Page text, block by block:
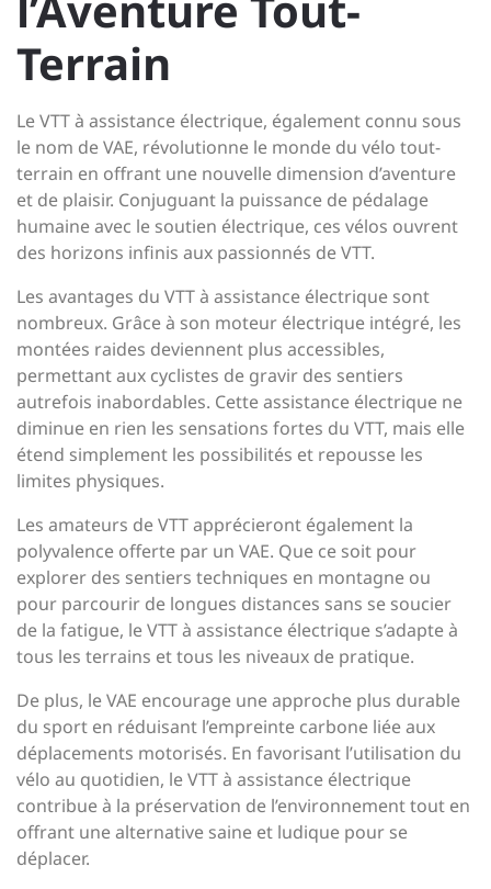
Terrain
Le VTT à assistance électrique, également connu sous
le nom de VAE, révolutionne le monde du vélo tout-
terrain en offrant une nouvelle dimension d’aventure
et de plaisir. Conjuguant la puissance de pédalage
humaine avec le soutien électrique, ces vélos ouvrent
des horizons infinis aux passionnés de VTT.
Les avantages du VTT à assistance électrique sont
nombreux. Grâce à son moteur électrique intégré, les
montées raides deviennent plus accessibles,
permettant aux cyclistes de gravir des sentiers
autrefois inabordables. Cette assistance électrique ne
diminue en rien les sensations fortes du VTT, mais elle
étend simplement les possibilités et repousse les
limites physiques.
Les amateurs de VTT apprécieront également la
polyvalence offerte par un VAE. Que ce soit pour
explorer des sentiers techniques en montagne ou
pour parcourir de longues distances sans se soucier
de la fatigue, le VTT à assistance électrique s’adapte à
tous les terrains et tous les niveaux de pratique.
De plus, le VAE encourage une approche plus durable
du sport en réduisant l’empreinte carbone liée aux
déplacements motorisés. En favorisant l’utilisation du
vélo au quotidien, le VTT à assistance électrique
contribue à la préservation de l’environnement tout en
offrant une alternative saine et ludique pour se
déplacer.